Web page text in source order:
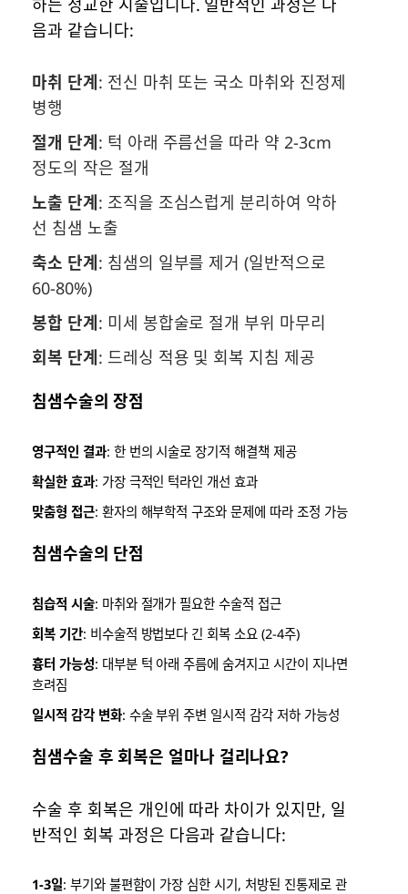
하는 정교한 시술입니다. 일반적인 과정은 다
음과 같습니다:
마취 단계: 전신 마취 또는 국소 마취와 진정제
병행
절개 단계: 턱 아래 주름선을 따라 약 2-3cm
정도의 작은 절개
노출 단계: 조직을 조심스럽게 분리하여 악하
선 침샘 노출
축소 단계: 침샘의 일부를 제거 (일반적으로
60-80%)
봉합 단계: 미세 봉합술로 절개 부위 마무리
회복 단계: 드레싱 적용 및 회복 지침 제공
침샘수술의 장점
영구적인 결과: 한 번의 시술로 장기적 해결책 제공
확실한 효과: 가장 극적인 턱라인 개선 효과
맞춤형 접근: 환자의 해부학적 구조와 문제에 따라 조정 가능
침샘수술의 단점
침습적 시술: 마취와 절개가 필요한 수술적 접근
회복 기간: 비수술적 방법보다 긴 회복 소요 (2-4주)
흉터 가능성: 대부분 턱 아래 주름에 숨겨지고 시간이 지나면
흐려짐
일시적 감각 변화: 수술 부위 주변 일시적 감각 저하 가능성
침샘수술 후 회복은 얼마나 걸리나요?
수술 후 회복은 개인에 따라 차이가 있지만, 일
반적인 회복 과정은 다음과 같습니다:
1-3일: 부기와 불편함이 가장 심한 시기, 처방된 진통제로 관